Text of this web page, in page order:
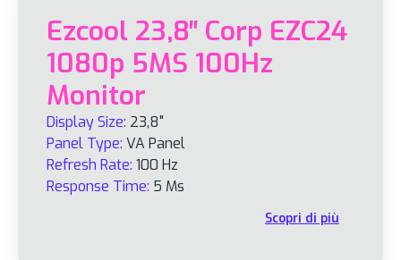
Ezcool 23,8″ Corp EZC24
1080p 5MS 100Hz
Monitor
Display Size: 23,8"
Panel Type: VA Panel
Refresh Rate: 100 Hz
Response Time: 5 Ms
Scopri di più